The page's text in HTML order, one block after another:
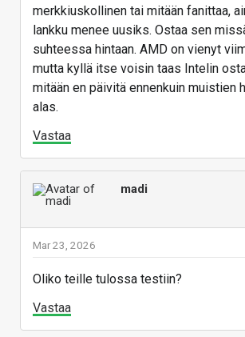
merkkiuskollinen tai mitään fanittaa,
lankku menee uusiks. Ostaa sen
suhteessa hintaan. AMD on vienyt
mutta kyllä itse voisin taas Intelin
mitään en päivitä ennenkuin muistien
alas.
Vastaa
madi
Mar 23, 2026
Oliko teille tulossa testiin?
Vastaa